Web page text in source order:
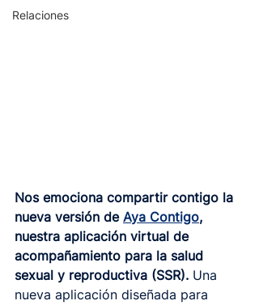
Relaciones
Nos emociona compartir contigo la
nueva versión de Aya Contigo,
nuestra aplicación virtual de
acompañamiento para la salud
sexual y reproductiva (SSR). Una
nueva aplicación diseñada para